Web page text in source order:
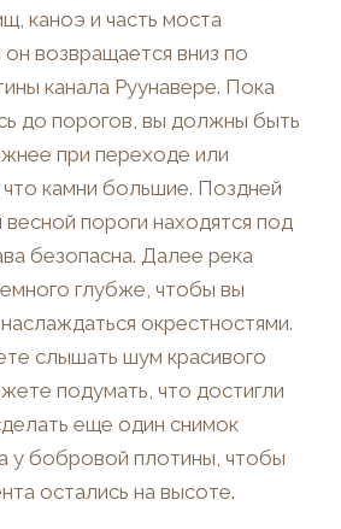
каноэ и часть моста
возвращается вниз по
канала Руунавере. Пока
до порогов, вы должны быть
при переходе или
камни большие. Поздней
пороги находятся под
безопасна. Далее река
глубже, чтобы вы
окрестностями.
слышать шум красивого
подумать, что достигли
еще один снимок
у бобровой плотины, чтобы
остались на высоте.